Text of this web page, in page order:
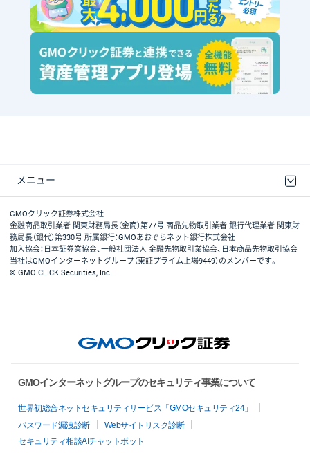
メニュー
取引規程・約款
最良執行方針
ディスクレイマー
リスク説明
GMOクリック証券ホームページ
GMOクリック証券株式会社
金融商品取引業者 関東財務局長（金商）第77号 商品先物取引業者 銀行代理業者 関東財
務局長（銀代）第330号 所属銀行：GMOあおぞらネット銀行株式会社
加入協会：日本証券業協会、一般社団法人 金融先物取引業協会、日本商品先物取引協会
当社はGMOインターネットグループ（東証プライム上場9449）のメンバーです。
© GMO CLICK Securities, Inc.
GMOインターネットグループのセキュリティ事業について
世界初総合ネットセキュリティサービス「GMOセキュリティ24」
パスワード漏洩診断
Webサイトリスク診断
セキュリティ相談AIチャットボット